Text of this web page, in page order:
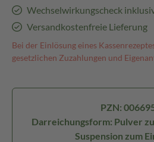
Wechselwirkungscheck
Versandkostenfreie Lieferung
Bei der Einlösung eines
gesetzlichen Zuzahlungen und
PZN:
Darreichungsform: Pulver
Suspension zum